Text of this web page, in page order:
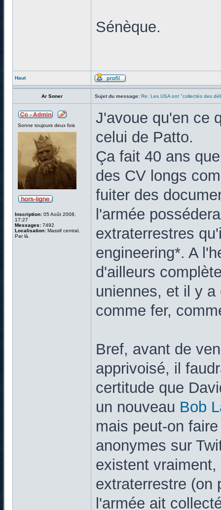
Sénèque.
Haut
Ar Soner Sujet du message: Re: Les USA ont "collectés des
Sonne toujours deux fois
Inscription: 05 Août 2008,
17:27
Messages: 7492
Localisation: Massif central.
Par là.
J'avoue qu'en ce
celui de Patto.
Ça fait 40 ans
des CV longs
fuiter des
l'armée
extraterrestres
engineering*. A
d'ailleurs
uniennes, et il y
comme fer,
Bref, avant de
apprivoisé, il
certitude que
un nouveau Bob
mais peut-on
anonymes sur
existent
extraterrestre (on
l'armée ait